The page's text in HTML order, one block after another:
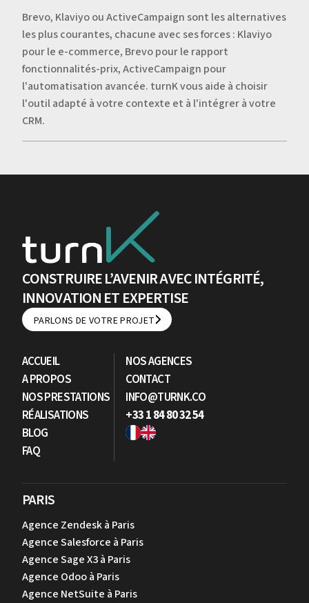
Brevo, Klaviyo ou ActiveCampaign sont les alternatives
les plus courantes, chacune avec ses forces : Klaviyo
pour le e-commerce, Brevo pour le rapport
fonctionnalités-prix, ActiveCampaign pour
l'automatisation avancée. turnK vous aide à choisir
l'outil adapté à votre contexte et à l'intégrer à votre
CRM.
CONSTRUIRE L’AVENIR AVEC INTÉGRITÉ,
INNOVATION ET EXPERTISE
PARLONS DE VOTRE PROJET
PARLONS DE VOTRE PROJET
ACCUEIL
A PROPOS
NOS PRESTATIONS
RÉALISATIONS
BLOG
FAQ
NOS AGENCES
CONTACT
INFO@TURNK.CO
+33 1 84 80 32 54
PARIS
Agence Zendesk à Paris
Agence Salesforce à Paris
Agence Sage X3 à Paris
Agence Odoo à Paris
Agence NetSuite à Paris